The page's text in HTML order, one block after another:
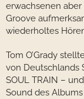
erwachsenen
Groove
wiederholtes
Tom O’Grady
von Deutschlands
SOUL TRAIN –
Sound des